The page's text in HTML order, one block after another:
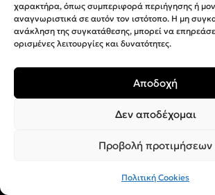
χαρακτήρα, όπως συμπεριφορά περιήγησης ή
αναγνωριστικά σε αυτόν τον ιστότοπο. Η μη
ανάκληση της συγκατάθεσης, μπορεί να
ορισμένες λειτουργίες και δυνατότητες.
Αποδοχή
Δεν αποδέχομαι
Προβολή προτιμήσεων
Πολιτική Cookies
MEGA Parras